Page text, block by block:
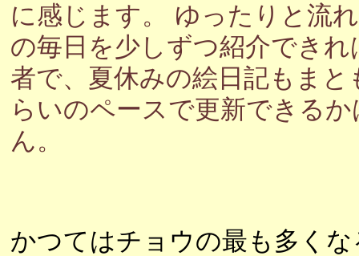
に感じます。 ゆったりと流
の毎日を少しずつ紹介でき
者で、夏休みの絵日記もま
らいのペースで更新できる
ん。
かつてはチョウの最も多く